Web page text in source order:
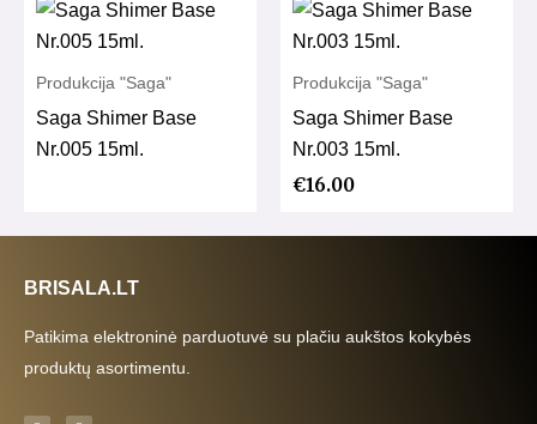
Produkcija "Saga"
Saga Shimer Base
Nr.005 15ml.
Produkcija "Saga"
Saga Shimer Base
Nr.003 15ml.
€16.00
BRISALA.LT
Patikima elektroninė parduotuvė su plačiu aukštos kokybės
produktų asortimentu.
F
I